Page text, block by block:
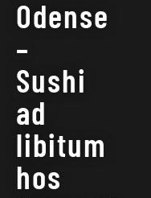
Odense
–
Sushi
ad
libitum
hos